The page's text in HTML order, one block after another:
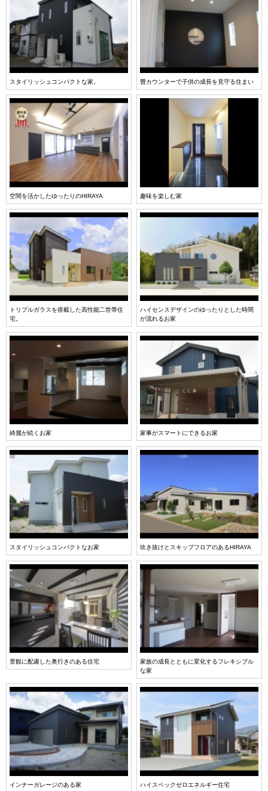
スタイリッシュコンパクトな家。 畳カウンターで子供の成長を見守る住まい
空間を活かしたゆったりのHIRAYA 趣味を楽しむ家
トリプルガラスを搭載した高性能二世帯住
宅。
ハイセンスデザインのゆったりとした時間
が流れるお家
綺麗が続くお家 家事がスマートにできるお家
スタイリッシュコンパクトなお家 吹き抜けとスキップフロアのあるHIRAYA
景観に配慮した奥行きのある住宅
家族の成長とともに変化するフレキシブル
な家
インナーガレージのある家 ハイスペックゼロエネルギー住宅